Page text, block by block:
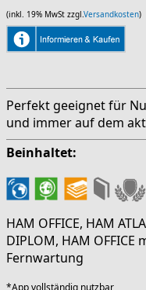
(inkl. 19% MwSt zzgl. Versandkosten)
Perfekt geeignet für
und immer auf dem
Beinhaltet:
HAM OFFICE, HAM
DIPLOM, HAM OFFICE
Fernwartung
*App vollständig nutzbar